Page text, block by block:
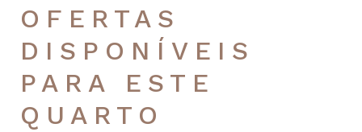
OFERTAS
DISPONÍVEIS
PARA ESTE
QUARTO